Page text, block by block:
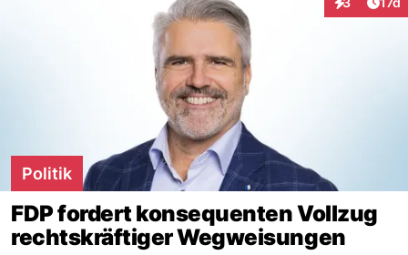
Politik
FDP fordert konsequenten Vollzug
rechtskräftiger Wegweisungen